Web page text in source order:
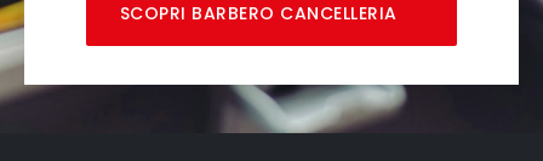
SCOPRI BARBERO CANCELLERIA